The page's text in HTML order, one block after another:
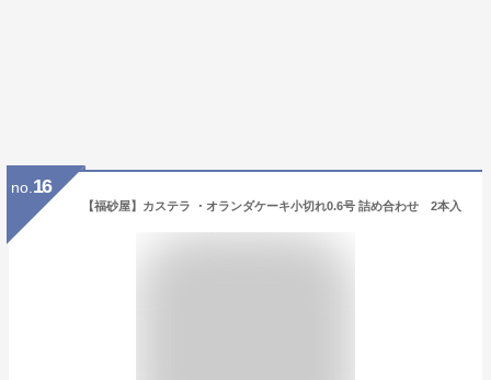
no. 16
【福砂屋】カステラ ・オランダケーキ小切れ0.6号 詰め合わせ 2本入